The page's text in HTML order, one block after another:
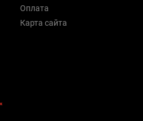
Оплата
Карта сайта